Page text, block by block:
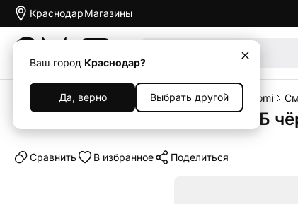
Краснодар
Ваш город Краснодар?
Да, верно Выбрать другой
Магазины
Каталог Смартфоны Смартфоны Xiaomi
Смартфон Xiaomi 14 12/256 ГБ
Cравнить В избранное Поделиться